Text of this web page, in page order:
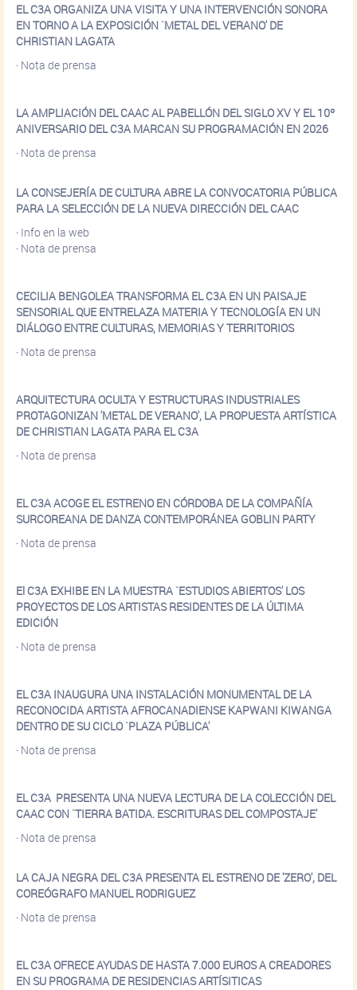
EL C3A ORGANIZA UNA VISITA Y UNA INTERVENCIÓN SONORA
EN TORNO A LA EXPOSICIÓN `METAL DEL VERANO' DE
CHRISTIAN LAGATA
· Nota de prensa
LA AMPLIACIÓN DEL CAAC AL PABELLÓN DEL SIGLO XV Y EL 10º
ANIVERSARIO DEL C3A MARCAN SU PROGRAMACIÓN EN 2026
· Nota de prensa
LA CONSEJERÍA DE CULTURA ABRE LA CONVOCATORIA PÚBLICA
PARA LA SELECCIÓN DE LA NUEVA DIRECCIÓN DEL CAAC
· Info en la web
· Nota de prensa
CECILIA BENGOLEA TRANSFORMA EL C3A EN UN PAISAJE
SENSORIAL QUE ENTRELAZA MATERIA Y TECNOLOGÍA EN UN
DIÁLOGO ENTRE CULTURAS, MEMORIAS Y TERRITORIOS
· Nota de prensa
ARQUITECTURA OCULTA Y ESTRUCTURAS INDUSTRIALES
PROTAGONIZAN 'METAL DE VERANO', LA PROPUESTA ARTÍSTICA
DE CHRISTIAN LAGATA PARA EL C3A
· Nota de prensa
EL C3A ACOGE EL ESTRENO EN CÓRDOBA DE LA COMPAÑÍA
SURCOREANA DE DANZA CONTEMPORÁNEA GOBLIN PARTY
· Nota de prensa
El C3A EXHIBE EN LA MUESTRA `ESTUDIOS ABIERTOS' LOS
PROYECTOS DE LOS ARTISTAS RESIDENTES DE LA ÚLTIMA
EDICIÓN
· Nota de prensa
EL C3A INAUGURA UNA INSTALACIÓN MONUMENTAL DE LA
RECONOCIDA ARTISTA AFROCANADIENSE KAPWANI KIWANGA
DENTRO DE SU CICLO `PLAZA PÚBLICA'
· Nota de prensa
EL C3A PRESENTA UNA NUEVA LECTURA DE LA COLECCIÓN DEL
CAAC CON `TIERRA BATIDA. ESCRITURAS DEL COMPOSTAJE'
· Nota de prensa
LA CAJA NEGRA DEL C3A PRESENTA EL ESTRENO DE 'ZERO', DEL
COREÓGRAFO MANUEL RODRIGUEZ
· Nota de prensa
EL C3A OFRECE AYUDAS DE HASTA 7.000 EUROS A CREADORES
EN SU PROGRAMA DE RESIDENCIAS ARTÍSITICAS